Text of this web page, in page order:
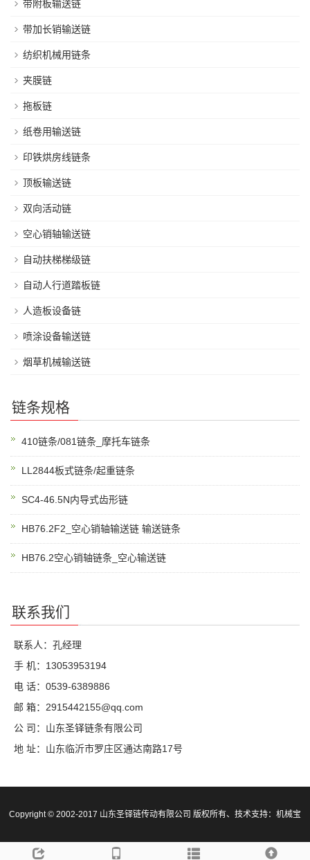
带附板输送链
带加长销输送链
纺织机械用链条
夹膜链
拖板链
纸卷用输送链
印铁烘房线链条
顶板输送链
双向活动链
空心销轴输送链
自动扶梯梯级链
自动人行道踏板链
人造板设备链
喷涂设备输送链
烟草机械输送链
链条规格
410链条/081链条_摩托车链条
LL2844板式链条/起重链条
SC4-46.5N内导式齿形链
HB76.2F2_空心销轴输送链 输送链条
HB76.2空心销轴链条_空心输送链
联系我们
联系人：孔经理
手 机：13053953194
电 话：0539-6389886
邮 箱：2915442155@qq.com
公 司：山东圣铎链条有限公司
地 址：山东临沂市罗庄区通达南路17号
Copyright © 2002-2017 山东圣铎链传动有限公司 版权所有、技术支持： 机械宝